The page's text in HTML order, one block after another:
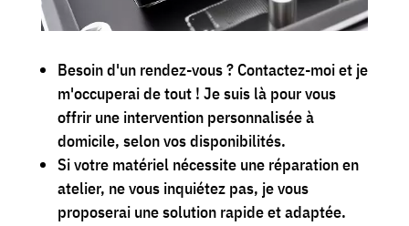
Besoin d'un rendez-vous ? Contactez-moi et je
m'occuperai de tout ! Je suis là pour vous
offrir une intervention personnalisée à
domicile, selon vos disponibilités.
Si votre matériel nécessite une réparation en
atelier, ne vous inquiétez pas, je vous
proposerai une solution rapide et adaptée.